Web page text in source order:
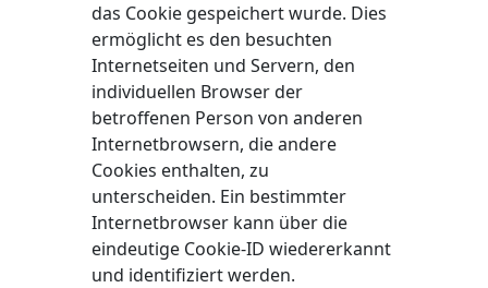
das Cookie gespeichert wurde. Dies
ermöglicht es den besuchten
Internetseiten und Servern, den
individuellen Browser der
betroffenen Person von anderen
Internetbrowsern, die andere
Cookies enthalten, zu
unterscheiden. Ein bestimmter
Internetbrowser kann über die
eindeutige Cookie-ID wiedererkannt
und identifiziert werden.